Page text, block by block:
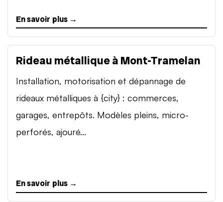
En savoir plus →
Rideau métallique à Mont-Tramelan
Installation, motorisation et dépannage de
rideaux métalliques à {city} : commerces,
garages, entrepôts. Modèles pleins, micro-
perforés, ajouré...
En savoir plus →